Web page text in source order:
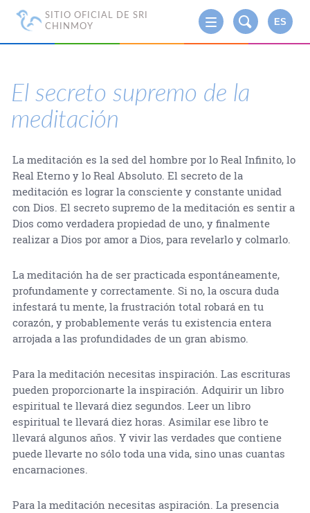
SITIO OFICIAL DE SRI
CHINMOY
ES
El secreto supremo de la
meditación
La meditación es la sed del hombre por lo Real Infinito, lo
Real Eterno y lo Real Absoluto. El secreto de la
meditación es lograr la consciente y constante unidad
con Dios. El secreto supremo de la meditación es sentir a
Dios como verdadera propiedad de uno, y finalmente
realizar a Dios por amor a Dios, para revelarlo y colmarlo.
La meditación ha de ser practicada espontáneamente,
profundamente y correctamente. Si no, la oscura duda
infestará tu mente, la frustración total robará en tu
corazón, y probablemente verás tu existencia entera
arrojada a las profundidades de un gran abismo.
Para la meditación necesitas inspiración. Las escrituras
pueden proporcionarte la inspiración. Adquirir un libro
espiritual te llevará diez segundos. Leer un libro
espiritual te llevará diez horas. Asimilar ese libro te
llevará algunos años. Y vivir las verdades que contiene
puede llevarte no sólo toda una vida, sino unas cuantas
encarnaciones.
Para la meditación necesitas aspiración. La presencia